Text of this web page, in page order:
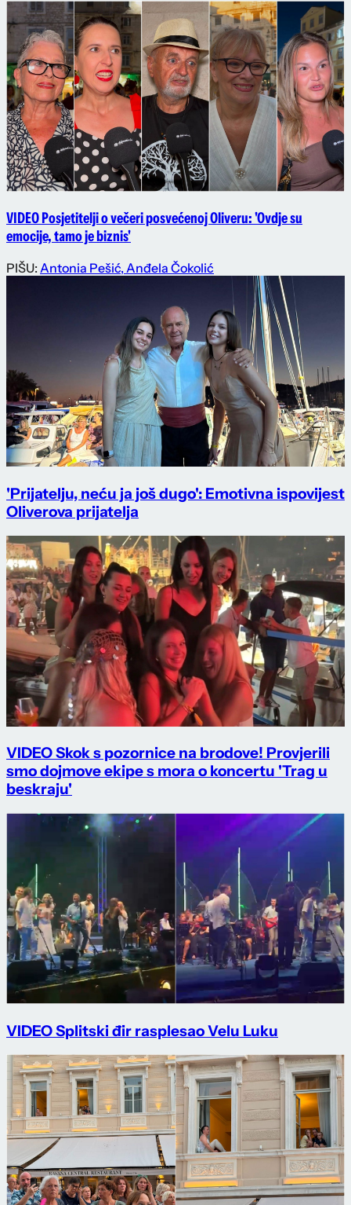
VIDEO Posjetitelji o večeri posvećenoj Oliveru: 'Ovdje su
emocije, tamo je biznis'
PIŠU: Antonia Pešić,Anđela Čokolić
'Prijatelju, neću ja još dugo': Emotivna ispovijest
Oliverova prijatelja
VIDEO Skok s pozornice na brodove! Provjerili
smo dojmove ekipe s mora o koncertu 'Trag u
beskraju'
VIDEO Splitski đir rasplesao Velu Luku